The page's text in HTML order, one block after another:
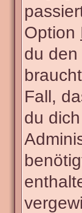
Option
du
Fall,
du